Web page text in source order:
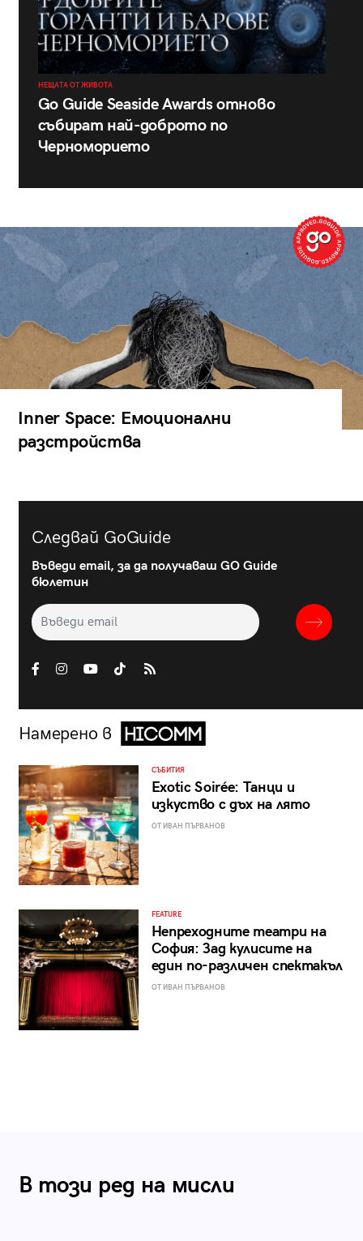
НЕЩАТА ОТ ЖИВОТА
Go Guide Seaside Awards отново
събират най-доброто по
Черноморието
Inner Space: Емоционални
разстройства
Следвай GoGuide
Въведи email, за да получаваш GO Guide
бюлетин
Намерено в
СЪБИТИЯ
Exotic Soirée: Танци и
изкуство с дъх на лято
ОТ ИВАН ПЪРВАНОВ
FEATURE
Непреходните театри на
София: Зад кулисите на
един по-различен спектакъл
ОТ ИВАН ПЪРВАНОВ
В този ред на мисли